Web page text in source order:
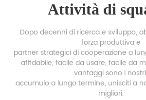
Attività di
Dopo decenni di ricerca e sviluppo,
forza produttiva e
partner strategici di cooperazione a
affidabile, facile da usare, facile da
vantaggi sono i nostri
accumulo a lungo termine, unisciti a
migliori.